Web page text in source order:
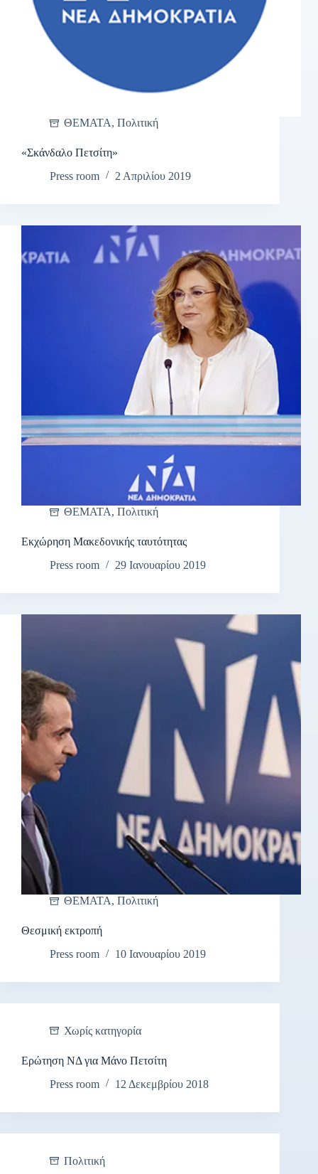
ΘΕΜΑΤΑ, Πολιτική
«Σκάνδαλο Πετσίτη»
Press room
2 Απριλίου 2019
ΘΕΜΑΤΑ, Πολιτική
Εκχώρηση Μακεδονικής ταυτότητας
Press room
29 Ιανουαρίου 2019
ΘΕΜΑΤΑ, Πολιτική
Θεσμική εκτροπή
Press room
10 Ιανουαρίου 2019
Χωρίς κατηγορία
Ερώτηση ΝΔ για Μάνο Πετσίτη
Press room
12 Δεκεμβρίου 2018
Πολιτική